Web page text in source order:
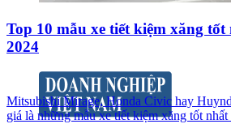
Top 10 mẫu xe tiết kiệm xăng tốt
2024
Mitsubishi Mirage, Honda Civic hay
giá là những mẫu xe tiết kiệm xăng tốt nhất